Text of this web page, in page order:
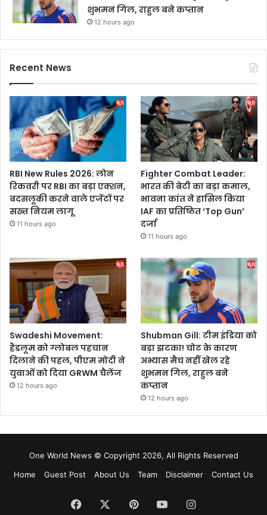
शुभमन गिल, राहुल बने कप्तान
12 hours ago
Recent News
RBI New Rules 2026: लोन
रिकवरी पर RBI का बड़ा एक्शन,
बदसलूकी करने वाले एजेंटों पर
सख्त नियम लागू
11 hours ago
Fighter Combat Leader:
भारत की बेटी का बड़ा कमाल,
भावना कांत ने हासिल किया
IAF का प्रतिष्ठित ‘Top Gun’
दर्जा
11 hours ago
Swadeshi Movement:
हैंडलूम को ग्लोबल पहचान
दिलाने की पहल, पीएम मोदी ने
युवाओं को दिया GRWM चैलेंज
12 hours ago
Shubman Gill: टीम इंडिया को
बड़ा झटका! चोट के कारण
अभ्यास मैच नहीं खेल रहे
शुभमन गिल, राहुल बने
कप्तान
12 hours ago
One World News © Copyright 2026, All Rights Reserved
Home
Guest Post About Us Team Disclaimer Contact Us
Facebook PinterestYouTubeInstagram